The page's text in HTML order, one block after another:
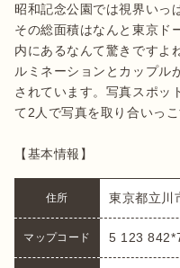
昭和記念公園では視界いっ
その総面積はなんと東京ド
内にあるなんて驚きですよ
ルミネーションとカップル
されています。写真スポッ
て2人で写真を取り合いっ
【基本情報】
住所 東京都立川
マップコード 5 123